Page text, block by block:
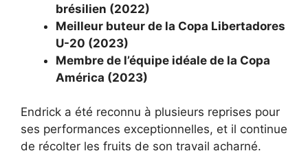
brésilien (2022)
Meilleur buteur de la Copa Libertadores
U-20 (2023)
Membre de l’équipe idéale de la Copa
América (2023)
Endrick a été reconnu à plusieurs reprises pour
ses performances exceptionnelles, et il continue
de récolter les fruits de son travail acharné.